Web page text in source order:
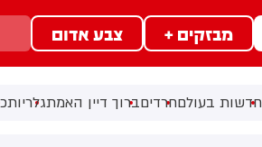
מבזקים + צבע אדום
חדשות בעולםחרדיםברוך דיין האמתגלריות